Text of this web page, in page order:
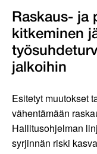
Raskaus- ja
kitkeminen
jalkoihin
Esitetyt muutokset
vähentämään
Hallitusohjelman
syrjinnän riski